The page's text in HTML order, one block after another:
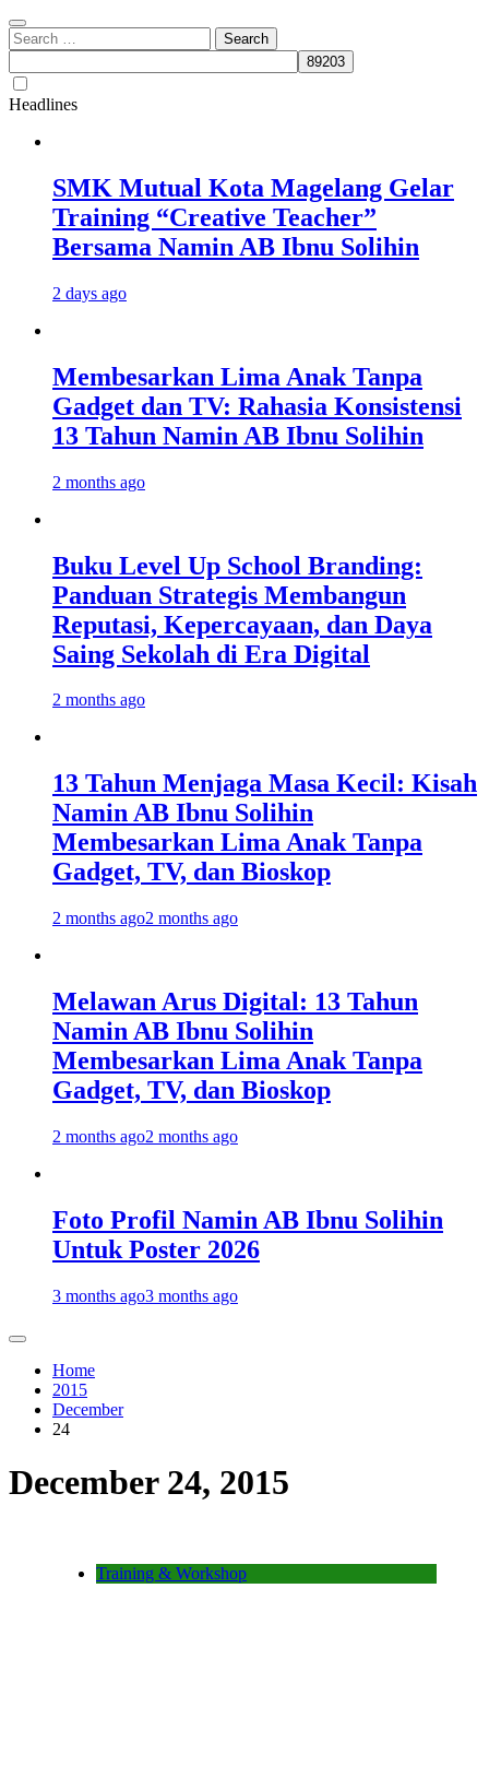
Search
for:
Headlines
SMK Mutual Kota Magelang Gelar
Training “Creative Teacher”
Bersama Namin AB Ibnu Solihin
2 days ago
Membesarkan Lima Anak Tanpa
Gadget dan TV: Rahasia Konsistensi
13 Tahun Namin AB Ibnu Solihin
2 months ago
Buku Level Up School Branding:
Panduan Strategis Membangun
Reputasi, Kepercayaan, dan Daya
Saing Sekolah di Era Digital
2 months ago
13 Tahun Menjaga Masa Kecil: Kisah
Namin AB Ibnu Solihin
Membesarkan Lima Anak Tanpa
Gadget, TV, dan Bioskop
2 months ago2 months ago
Melawan Arus Digital: 13 Tahun
Namin AB Ibnu Solihin
Membesarkan Lima Anak Tanpa
Gadget, TV, dan Bioskop
2 months ago2 months ago
Foto Profil Namin AB Ibnu Solihin
Untuk Poster 2026
3 months ago3 months ago
Home
2015
December
24
December 24, 2015
Training & Workshop